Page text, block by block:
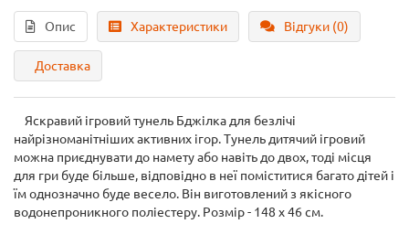
Опис Характеристики Відгуки (0)
Доставка
Яскравий ігровий тунель Бджілка для безлічі
найрізноманітніших активних ігор. Тунель дитячий ігровий
можна приєднувати до намету або навіть до двох, тоді місця
для гри буде більше, відповідно в неї поміститися багато дітей і
їм однозначно буде весело. Він виготовлений з якісного
водонепроникного поліестеру. Розмір - 148 х 46 см.